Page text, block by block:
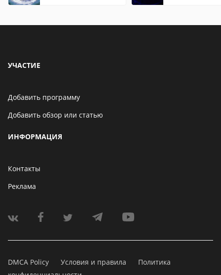
УЧАСТИЕ
Добавить программу
Добавить обзор или статью
ИНФОРМАЦИЯ
Контакты
Реклама
DMCA Policy Условия и правила
Политика